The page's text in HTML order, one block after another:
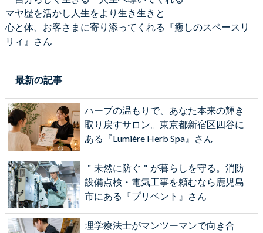
マヤ歴を活かし人生をより生き生きと
心と体、お客さまに寄り添ってくれる『癒しのスペースリ
リィ』さん
最新の記事
ハーブの温もりで、あなた本来の輝き
取り戻すサロン。東京都新宿区四谷に
ある『Lumière Herb Spa』さん
＂未然に防ぐ＂が暮らしを守る。消防
設備点検・電気工事を頼むなら鹿児島
市にある『プリベント』さん
理学療法士がマンツーマンで向き合